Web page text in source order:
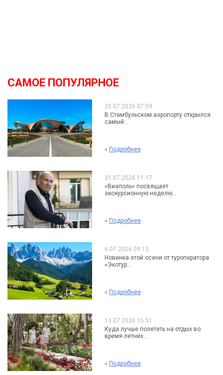
САМОЕ ПОПУЛЯРНОЕ
20.07.2026 07:59
В Стамбульском аэропорту открылся
самый...
» Подробнее
21.07.2026 11:17
«Виаполь» посвящает
экскурсионную неделю...
» Подробнее
6.07.2026 09:13
Новинка этой осени от туроператора
«Экотур...
» Подробнее
13.07.2026 15:51
Куда лучше полететь на отдых во
время летних...
» Подробнее